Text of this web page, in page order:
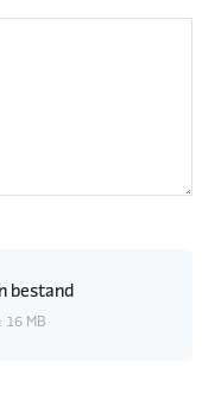
bestand
16 MB